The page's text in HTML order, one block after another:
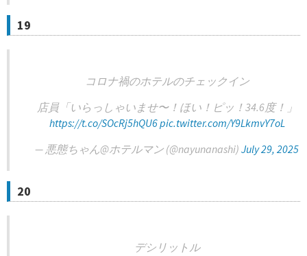
19
コロナ禍のホテルのチェックイン
店員「いらっしゃいませ〜！ほい！ピッ！34.6度！」
https://t.co/SOcRj5hQU6pic.twitter.com/Y9LkmvY7oL
— 悪態ちゃん@ホテルマン (@nayunanashi) July 29, 2025
20
デシリットル